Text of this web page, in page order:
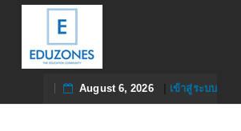
August 6, 2026| เข้าสู่ระบบ